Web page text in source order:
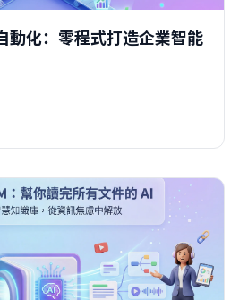
動化：零程式打造企業智能